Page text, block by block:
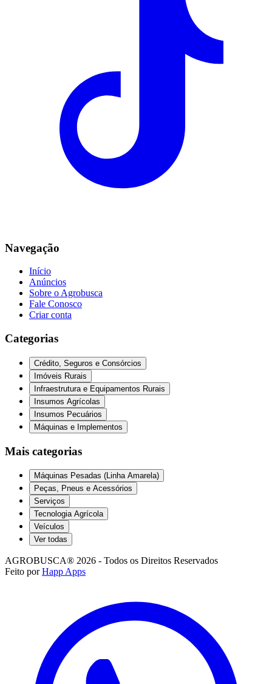
Navegação
Início
Anúncios
Sobre o Agrobusca
Fale Conosco
Criar conta
Categorias
Crédito, Seguros e Consórcios
Imóveis Rurais
Infraestrutura e Equipamentos Rurais
Insumos Agrícolas
Insumos Pecuários
Máquinas e Implementos
Mais categorias
Máquinas Pesadas (Linha Amarela)
Peças, Pneus e Acessórios
Serviços
Tecnologia Agrícola
Veículos
Ver todas
AGROBUSCA® 2026 - Todos os Direitos Reservados
Feito por Happ Apps